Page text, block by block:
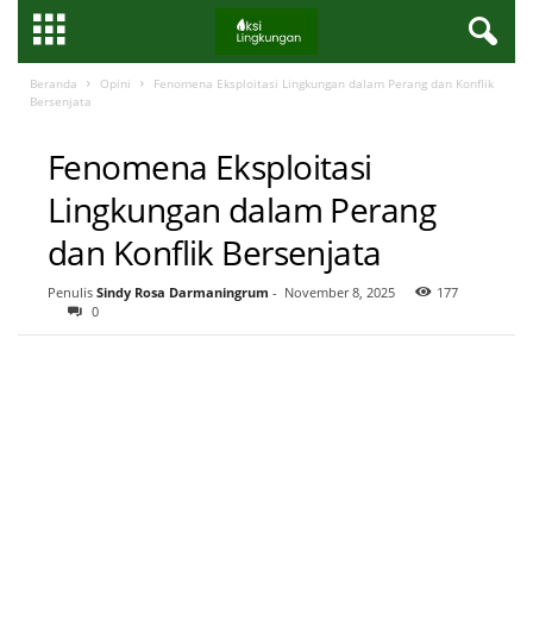
Beranda Opini
Fenomena Eksploitasi Lingkungan dalam Perang dan Konflik
Bersenjata
Fenomena Eksploitasi
Lingkungan dalam Perang
dan Konflik Bersenjata
Penulis Sindy Rosa Darmaningrum - November 8, 2025
177
0